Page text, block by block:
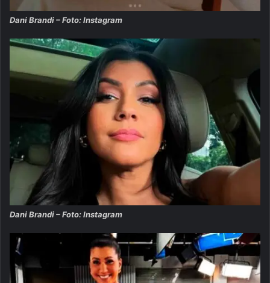
Dani Brandi – Foto: Instagram
Dani Brandi – Foto: Instagram